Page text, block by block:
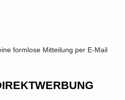
formlose Mitteilung per E-Mail